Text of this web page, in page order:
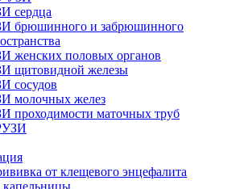
сердца
брюшинного и забрюшинного
женских половых органов
щитовидной железы
сосудов
молочных желез
проходимости маточных труб
от клещевого энцефалита